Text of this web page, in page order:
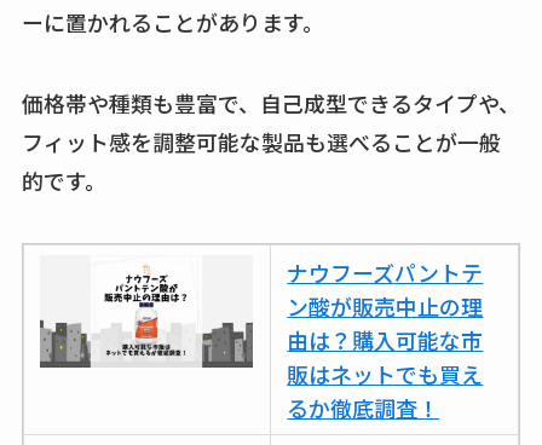
ーに置かれることがあります。
価格帯や種類も豊富で、自己成型できるタイプや、
フィット感を調整可能な製品も選べることが一般
的です。
ナウフーズパントテ
ン酸が販売中止の理
由は？購入可能な市
販はネットでも買え
るか徹底調査！